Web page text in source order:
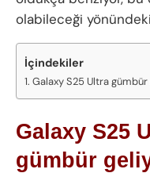
olabileceği
İçindekiler
Galaxy S25 Ultra
Galaxy S25
gümbür